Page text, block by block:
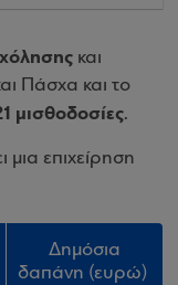
και
Πάσχα και το
μισθοδοσίες.
επιχείρηση
Δημόσια
δαπάνη (ευρώ)